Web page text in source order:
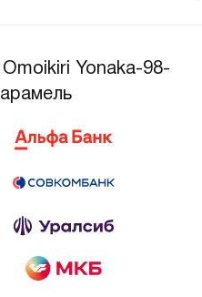
Yonaka-98-